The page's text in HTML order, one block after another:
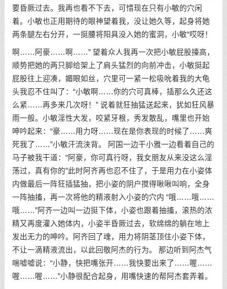
要昏厥过去。我再也看不下去，可惜现在只有小敏的穴闲
着。小敏也正用期待的眼神望着我，没让她久等，起身将她
两条腿左右分开，一挺腰将阳具没入她的蜜洞，小敏“哎呀！
啊……阿豪……啊……” 望着众人我再一次把小敏屁股擡高，
顺势把她的两只脚给架上了肩头猛烈的向前冲击，小敏挺起
屁股往上迎凑，媚眼如丝，穴里可一紧一松吸吮着我的大龟
头我忍不住叫了：“小敏啊……你的穴可真棒，插那么久还这
么紧……再多来几次呀！” 说着就狂抽猛送起来，犹如狂风暴
雨一般。小敏淫性大发，咬紧牙根，秀发散乱，嘴里也开始
呻吟起来：“豪……用力呀……现在是你表现的时候了……爽
死我了……”小敏汗流浃背。 阿国一边干小雅一边看着自己的
马子被我干道：“阿豪，你可真行呀，我女朋友从来没这么淫
荡过，真有你的”此时阿齐再也忍不住了，于是用力在小姿体
内做最后一阵狂插猛抽，把小姿的阴户搅得啾啾叫响，全身
一阵抽搐，再一次将他的精液射入小姿的穴内 “哦……哦……
哦……”阿齐一边叫一边挺下体，小姿也跟着抽搐，滚热的浓
精又再度灌入她体内，小姿半昏厥过去，软绵绵的躺在地上
发出无力的呻吟。阿齐回了魂，用力将阴茎顶住小姿下体，
不让一滴精液流出，以此回敬阿杰的行为。 那边听到阿杰气
喘嘘嘘说：“小静，快把嘴张开……我快要出来了……喔……
喔……喔……”小静很配合起身，用嘴快速的帮阿杰套弄着。